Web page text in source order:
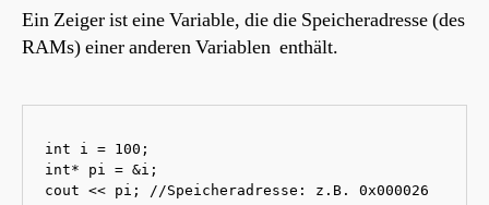
Ein Zeiger ist eine Variable, die die Speicheradresse (des
RAMs) einer anderen Variablen enthält.
int i = 100;
int* pi = &i;
cout << pi; //Speicheradresse: z.B. 0x000026